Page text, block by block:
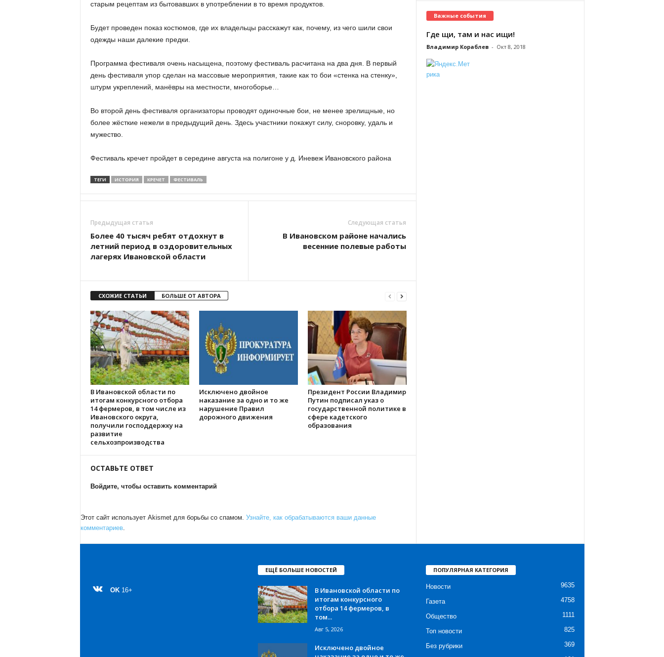
старым рецептам из бытовавших в употреблении в то время продуктов.
Будет проведен показ костюмов, где их владельцы расскажут как, почему, из чего шили свои
одежды наши далекие предки.
Программа фестиваля очень насыщена, поэтому фестиваль расчитана на два дня. В первый
день фестиваля упор сделан на массовые мероприятия, такие как то бои «стенка на стенку»,
штурм укреплений, манёвры на местности, многоборье…
Во второй день фестиваля организаторы проводят одиночные бои, не менее зрелищные, но
более жёсткие нежели в предыдущий день. Здесь участники покажут силу, сноровку, удаль и
мужество.
Фестиваль кречет пройдет в середине августа на полигоне у д. Иневеж Ивановского района
ТЕГИ ИСТОРИЯ КРЕЧЕТ ФЕСТИВАЛЬ
Предыдущая статья
Более 40 тысяч ребят отдохнут в
летний период в оздоровительных
лагерях Ивановской области
Следующая статья
В Ивановском районе начались
весенние полевые работы
СХОЖИЕ СТАТЬИ БОЛЬШЕ ОТ АВТОРА
В Ивановской области по
итогам конкурсного отбора
14 фермеров, в том числе из
Ивановского округа,
получили господдержку на
развитие
сельхозпроизводства
Исключено двойное
наказание за одно и то же
нарушение Правил
дорожного движения
Президент России Владимир
Путин подписал указ о
государственной политике в
сфере кадетского
образования
ОСТАВЬТЕ ОТВЕТ
Войдите, чтобы оставить комментарий
Этот сайт использует Akismet для борьбы со спамом. Узнайте, как обрабатываются ваши данные
комментариев.
Важные события
Где щи, там и нас ищи!
Владимир Кораблев - Окт 8, 2018
OK 16+
ЕЩЁ БОЛЬШЕ НОВОСТЕЙ
В Ивановской области по
итогам конкурсного
отбора 14 фермеров, в
том...
Авг 5, 2026
Исключено двойное
ПОПУЛЯРНАЯ КАТЕГОРИЯ
Новости 9635
Газета 4758
Общество 1111
Топ новости 825
Без рубрики 369